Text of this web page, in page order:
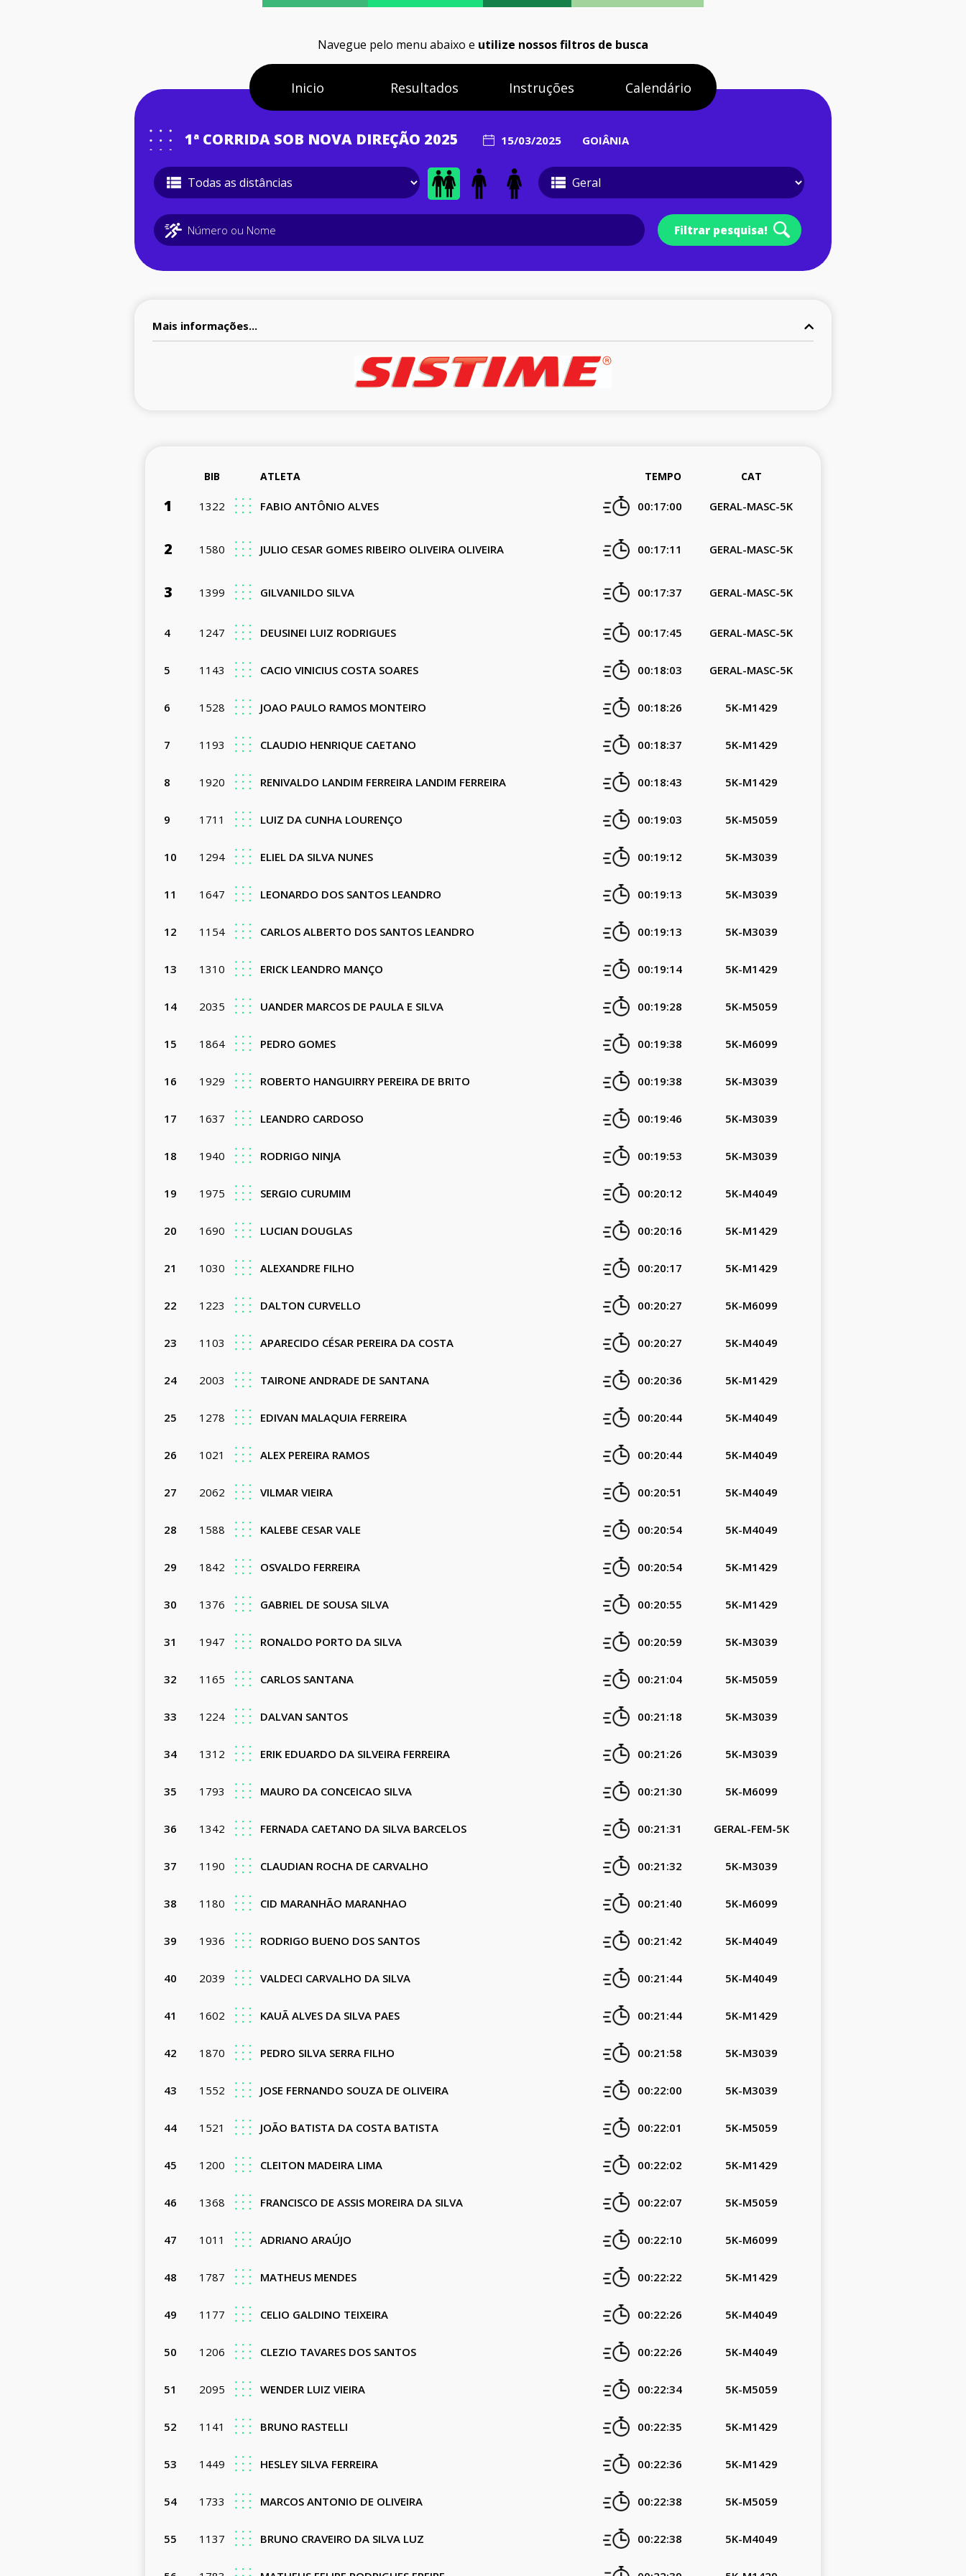
Navegue pelo menu abaixo e utilize nossos filtros de busca
Inicio Resultados Instruções Calendário
1ª CORRIDA SOB NOVA DIREÇÃO 2025 15/03/2025 GOIÂNIA
Filtrar pesquisa!
Mais informações...
BIB ATLETA TEMPO CAT
1 1322 FABIO ANTÔNIO ALVES 00:17:00 GERAL-MASC-5K
2 1580 JULIO CESAR GOMES RIBEIRO OLIVEIRA OLIVEIRA 00:17:11 GERAL-MASC-5K
3 1399 GILVANILDO SILVA 00:17:37 GERAL-MASC-5K
4 1247 DEUSINEI LUIZ RODRIGUES 00:17:45 GERAL-MASC-5K
5 1143 CACIO VINICIUS COSTA SOARES 00:18:03 GERAL-MASC-5K
6 1528 JOAO PAULO RAMOS MONTEIRO 00:18:26 5K-M1429
7 1193 CLAUDIO HENRIQUE CAETANO 00:18:37 5K-M1429
8 1920 RENIVALDO LANDIM FERREIRA LANDIM FERREIRA 00:18:43 5K-M1429
9 1711 LUIZ DA CUNHA LOURENÇO 00:19:03 5K-M5059
10 1294 ELIEL DA SILVA NUNES 00:19:12 5K-M3039
11 1647 LEONARDO DOS SANTOS LEANDRO 00:19:13 5K-M3039
12 1154 CARLOS ALBERTO DOS SANTOS LEANDRO 00:19:13 5K-M3039
13 1310 ERICK LEANDRO MANÇO 00:19:14 5K-M1429
14 2035 UANDER MARCOS DE PAULA E SILVA 00:19:28 5K-M5059
15 1864 PEDRO GOMES 00:19:38 5K-M6099
16 1929 ROBERTO HANGUIRRY PEREIRA DE BRITO 00:19:38 5K-M3039
17 1637 LEANDRO CARDOSO 00:19:46 5K-M3039
18 1940 RODRIGO NINJA 00:19:53 5K-M3039
19 1975 SERGIO CURUMIM 00:20:12 5K-M4049
20 1690 LUCIAN DOUGLAS 00:20:16 5K-M1429
21 1030 ALEXANDRE FILHO 00:20:17 5K-M1429
22 1223 DALTON CURVELLO 00:20:27 5K-M6099
23 1103 APARECIDO CÉSAR PEREIRA DA COSTA 00:20:27 5K-M4049
24 2003 TAIRONE ANDRADE DE SANTANA 00:20:36 5K-M1429
25 1278 EDIVAN MALAQUIA FERREIRA 00:20:44 5K-M4049
26 1021 ALEX PEREIRA RAMOS 00:20:44 5K-M4049
27 2062 VILMAR VIEIRA 00:20:51 5K-M4049
28 1588 KALEBE CESAR VALE 00:20:54 5K-M4049
29 1842 OSVALDO FERREIRA 00:20:54 5K-M1429
30 1376 GABRIEL DE SOUSA SILVA 00:20:55 5K-M1429
31 1947 RONALDO PORTO DA SILVA 00:20:59 5K-M3039
32 1165 CARLOS SANTANA 00:21:04 5K-M5059
33 1224 DALVAN SANTOS 00:21:18 5K-M3039
34 1312 ERIK EDUARDO DA SILVEIRA FERREIRA 00:21:26 5K-M3039
35 1793 MAURO DA CONCEICAO SILVA 00:21:30 5K-M6099
36 1342 FERNADA CAETANO DA SILVA BARCELOS 00:21:31 GERAL-FEM-5K
37 1190 CLAUDIAN ROCHA DE CARVALHO 00:21:32 5K-M3039
38 1180 CID MARANHÃO MARANHAO 00:21:40 5K-M6099
39 1936 RODRIGO BUENO DOS SANTOS 00:21:42 5K-M4049
40 2039 VALDECI CARVALHO DA SILVA 00:21:44 5K-M4049
41 1602 KAUÃ ALVES DA SILVA PAES 00:21:44 5K-M1429
42 1870 PEDRO SILVA SERRA FILHO 00:21:58 5K-M3039
43 1552 JOSE FERNANDO SOUZA DE OLIVEIRA 00:22:00 5K-M3039
44 1521 JOÃO BATISTA DA COSTA BATISTA 00:22:01 5K-M5059
45 1200 CLEITON MADEIRA LIMA 00:22:02 5K-M1429
46 1368 FRANCISCO DE ASSIS MOREIRA DA SILVA 00:22:07 5K-M5059
47 1011 ADRIANO ARAÚJO 00:22:10 5K-M6099
48 1787 MATHEUS MENDES 00:22:22 5K-M1429
49 1177 CELIO GALDINO TEIXEIRA 00:22:26 5K-M4049
50 1206 CLEZIO TAVARES DOS SANTOS 00:22:26 5K-M4049
51 2095 WENDER LUIZ VIEIRA 00:22:34 5K-M5059
52 1141 BRUNO RASTELLI 00:22:35 5K-M1429
53 1449 HESLEY SILVA FERREIRA 00:22:36 5K-M1429
54 1733 MARCOS ANTONIO DE OLIVEIRA 00:22:38 5K-M5059
55 1137 BRUNO CRAVEIRO DA SILVA LUZ 00:22:38 5K-M4049